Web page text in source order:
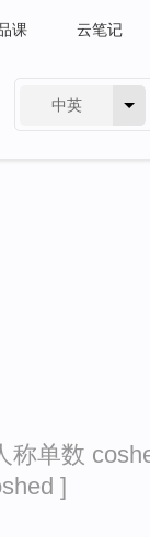
课 云笔记
中英
称单数
]